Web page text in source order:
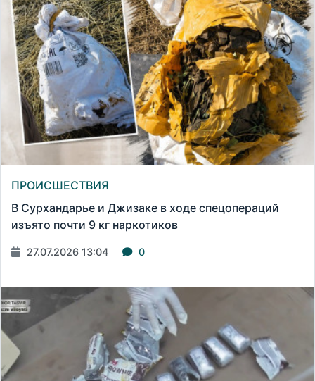
ПРОИСШЕСТВИЯ
В Сурхандарье и Джизаке в ходе спецопераций
изъято почти 9 кг наркотиков
27.07.2026 13:04 0